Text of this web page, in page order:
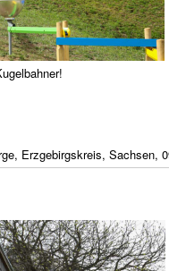
Erzgebirgskreis, Sachsen,